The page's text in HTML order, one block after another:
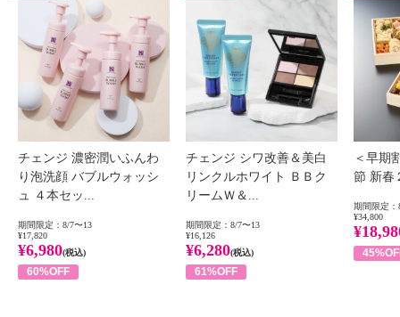
チェンジ 濃密潤いふんわ
り泡洗顔 バブルウォッシ
ュ ４本セッ...
期間限定：8/7〜13
¥17,820
¥6,980(税込)
60%OFF
チェンジ シワ改善＆美白
リンクルホワイト ＢＢク
リームＷ＆...
期間限定：8/7〜13
¥16,126
¥6,280(税込)
61%OFF
＜早期
節 新春
期間限定：
¥34,800